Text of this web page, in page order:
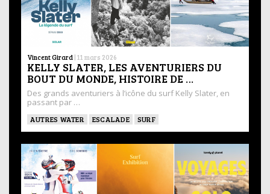
Vincent Girard | 11 mars 2026
KELLY SLATER, LES AVENTURIERS DU
BOUT DU MONDE, HISTOIRE DE …
Des grands aventuriers à l’icône du surf Kelly Slater, en
passant par …
AUTRES WATER ESCALADE SURF